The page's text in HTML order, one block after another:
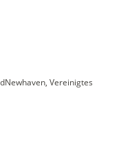
Vereinigtes